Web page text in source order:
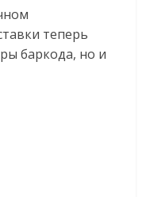
теперь
баркода, но и